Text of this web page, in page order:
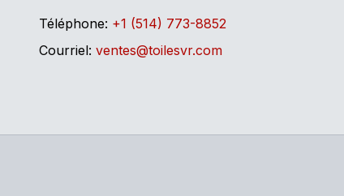
Téléphone: +1 (514) 773-8852
Courriel: ventes@toilesvr.com